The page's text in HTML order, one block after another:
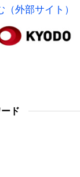
外部サイト）
ド